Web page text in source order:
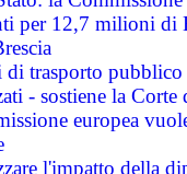
per 12,7 milioni di
di trasporto
- sostiene la Corte
europea
l'impatto della